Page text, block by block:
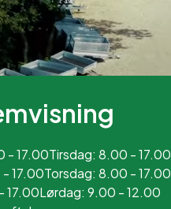
- 17.00Tirsdag: 8.00 - 17.00
17.00Torsdag: 8.00 - 17.00
17.00Lørdag: 9.00 - 12.00